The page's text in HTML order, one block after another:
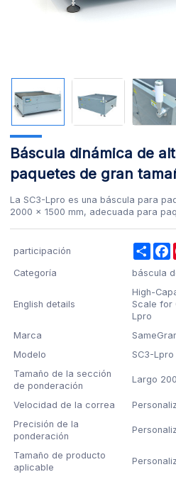
Báscula dinámica de
paquetes de gran
La SC3-Lpro es una báscula para
2000 × 1500 mm, adecuada para
participación Share
Categoría báscula
English details
High-
Scale for
Lpro
Marca
Modelo
SC3-Lpro
Tamaño de la sección
de ponderación
Largo
Velocidad de la correa
Precisión de la
ponderación
Tamaño de producto
aplicable